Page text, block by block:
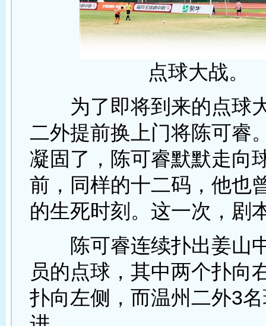
点球大战。
为了即将到来的点球
二外提前换上门将陈可睿
凝固了，陈可睿默默走向
前，同样的十二码，他也
的生死时刻。这一次，剧
陈可睿连续扑出姜山
员的点球，其中两个扑向
扑向左侧，而温州二外3